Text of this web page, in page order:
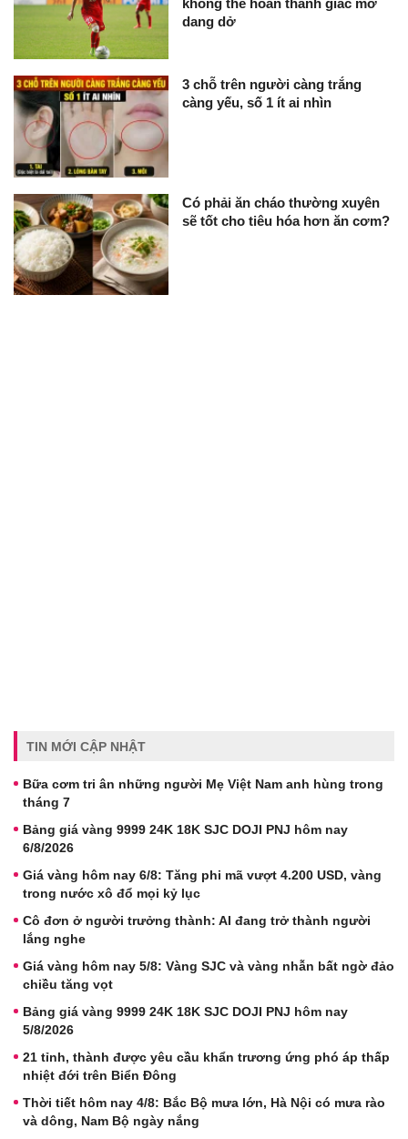
dang dở
3 chỗ trên người càng trắng
càng yếu, số 1 ít ai nhìn
Có phải ăn cháo thường xuyên
sẽ tốt cho tiêu hóa hơn ăn cơm?
TIN MỚI CẬP NHẬT
Bữa cơm tri ân những người Mẹ Việt Nam anh hùng trong
tháng 7
Bảng giá vàng 9999 24K 18K SJC DOJI PNJ hôm nay
6/8/2026
Giá vàng hôm nay 6/8: Tăng phi mã vượt 4.200 USD, vàng
trong nước xô đổ mọi kỷ lục
Cô đơn ở người trưởng thành: AI đang trở thành người
lắng nghe
Giá vàng hôm nay 5/8: Vàng SJC và vàng nhẫn bất ngờ đảo
chiều tăng vọt
Bảng giá vàng 9999 24K 18K SJC DOJI PNJ hôm nay
5/8/2026
21 tỉnh, thành được yêu cầu khẩn trương ứng phó áp thấp
nhiệt đới trên Biển Đông
Thời tiết hôm nay 4/8: Bắc Bộ mưa lớn, Hà Nội có mưa rào
và dông, Nam Bộ ngày nắng